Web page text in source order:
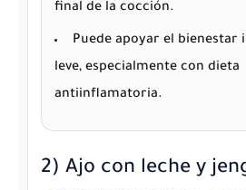
final de la cocción.
Puede apoyar el bienestar
leve, especialmente con dieta
antiinflamatoria.
2) Ajo con leche y